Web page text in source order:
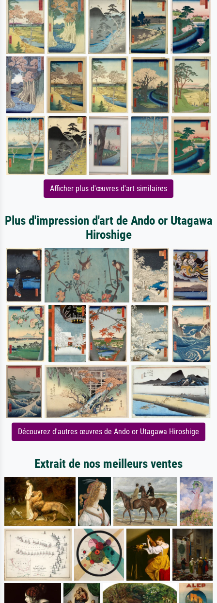
Afficher plus d'œuvres d'art similaires
Plus d'impression d'art de Ando or Utagawa
Hiroshige
Découvrez d'autres œuvres de Ando or Utagawa Hiroshige
Extrait de nos meilleurs ventes